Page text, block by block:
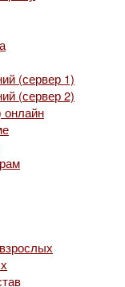
(сервер 1)
(сервер 2)
онлайн